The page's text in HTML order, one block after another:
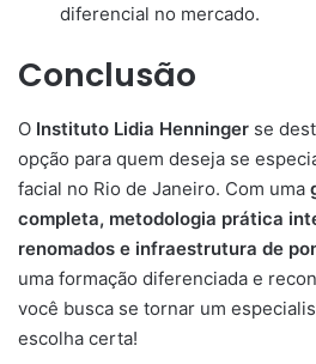
diferencial no mercado.
Conclusão
O Instituto Lidia Henninger se
opção para quem deseja se
facial no Rio de Janeiro. Com uma
completa, metodologia prática
renomados e infraestrutura de
uma formação diferenciada e
você busca se tornar um
escolha certa!